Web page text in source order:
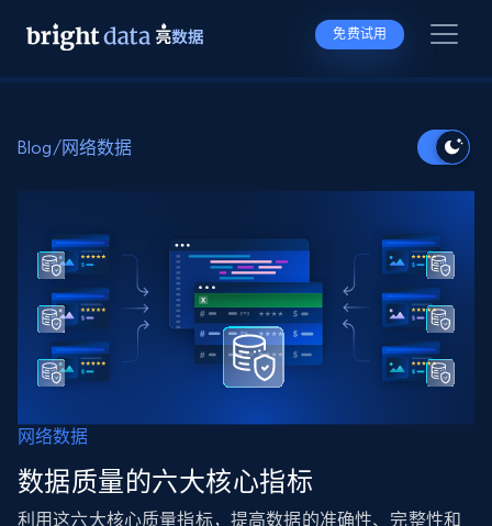
免费试用
Blog/网络数据
网络数据
数据质量的六大核心指标
利用这六大核心质量指标，提高数据的准确性、完整性和